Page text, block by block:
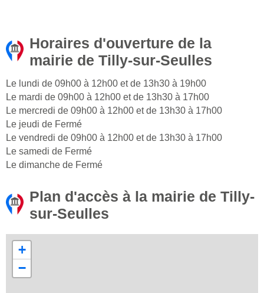
Horaires d'ouverture de la
mairie de Tilly-sur-Seulles
Le lundi de 09h00 à 12h00 et de 13h30 à 19h00
Le mardi de 09h00 à 12h00 et de 13h30 à 17h00
Le mercredi de 09h00 à 12h00 et de 13h30 à 17h00
Le jeudi de Fermé
Le vendredi de 09h00 à 12h00 et de 13h30 à 17h00
Le samedi de Fermé
Le dimanche de Fermé
Plan d'accès à la mairie de Tilly-
sur-Seulles
+
−